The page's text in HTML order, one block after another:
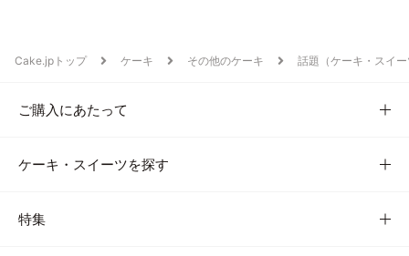
Cake.jpトップ ケーキ その他のケーキ 話題（ケーキ・スイ
ご購入にあたって
ケーキ・スイーツを探す
特集